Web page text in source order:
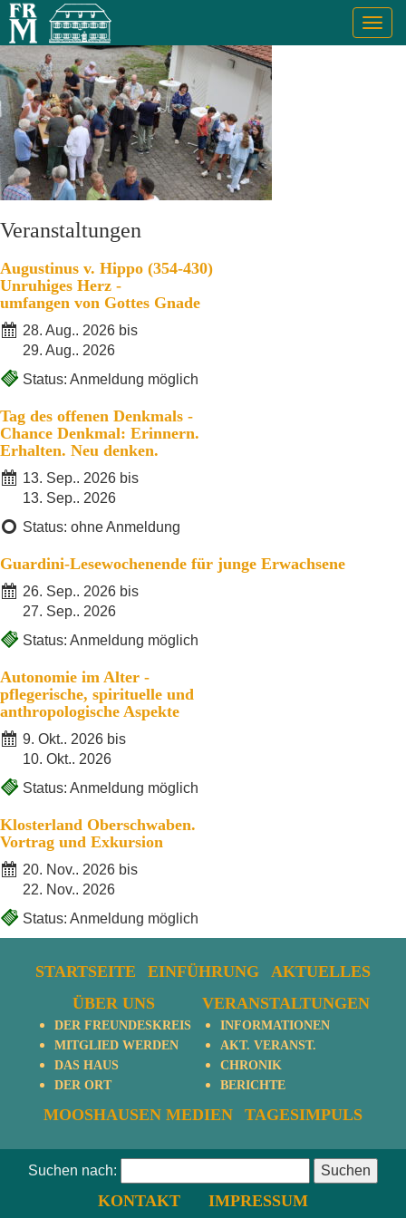
Veranstaltungen
Augustinus v. Hippo (354-430)
Unruhiges Herz -
umfangen von Gottes Gnade
28. Aug.. 2026 bis
29. Aug.. 2026
Status: Anmeldung möglich
Tag des offenen Denkmals -
Chance Denkmal: Erinnern.
Erhalten. Neu denken.
13. Sep.. 2026 bis
13. Sep.. 2026
Status: ohne Anmeldung
Guardini-Lesewochenende für junge Erwachsene
26. Sep.. 2026 bis
27. Sep.. 2026
Status: Anmeldung möglich
Autonomie im Alter -
pflegerische, spirituelle und
anthropologische Aspekte
9. Okt.. 2026 bis
10. Okt.. 2026
Status: Anmeldung möglich
Klosterland Oberschwaben.
Vortrag und Exkursion
20. Nov.. 2026 bis
22. Nov.. 2026
Status: Anmeldung möglich
STARTSEITE EINFÜHRUNG
AKTUELLES
ÜBER UNS
DER FREUNDESKREIS
MITGLIED WERDEN
DAS HAUS
DER ORT
VERANSTALTUNGEN
INFORMATIONEN
AKT. VERANST.
CHRONIK
BERICHTE
MOOSHAUSEN MEDIEN TAGESIMPULS
Suchen nach:
KONTAKT
IMPRESSUM